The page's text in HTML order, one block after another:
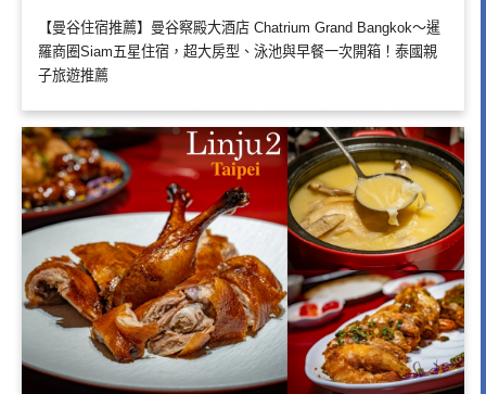
【曼谷住宿推薦】曼谷察殿大酒店 Chatrium Grand Bangkok～暹
羅商圈Siam五星住宿，超大房型、泳池與早餐一次開箱！泰國親
子旅遊推薦